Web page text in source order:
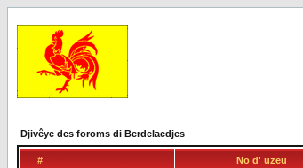
Djivêye des foroms di Berdelaedjes
# No d' uzeu